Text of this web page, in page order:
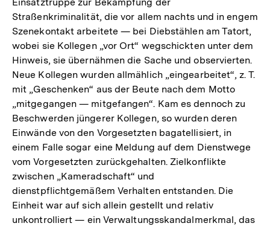
Straßenkriminalität, die vor allem nachts und in engem
Szenekontakt arbeitete — bei Diebstählen am Tatort,
wobei sie Kollegen „vor Ort“ wegschickten unter dem
Hinweis, sie übernähmen die Sache und observierten.
Neue Kollegen wurden allmählich „eingearbeitet“, z. T.
mit „Geschenken“ aus der Beute nach dem Motto
„mitgegangen — mitgefangen“. Kam es dennoch zu
Beschwerden jüngerer Kollegen, so wurden deren
Einwände von den Vorgesetzten bagatellisiert, in
einem Falle sogar eine Meldung auf dem Dienstwege
vom Vorgesetzten zurückgehalten. Zielkonflikte
zwischen „Kameradschaft“ und
dienstpflichtgemäßem Verhalten entstanden. Die
Einheit war auf sich allein gestellt und relativ
unkontrolliert — ein Verwaltungsskandalmerkmal, das